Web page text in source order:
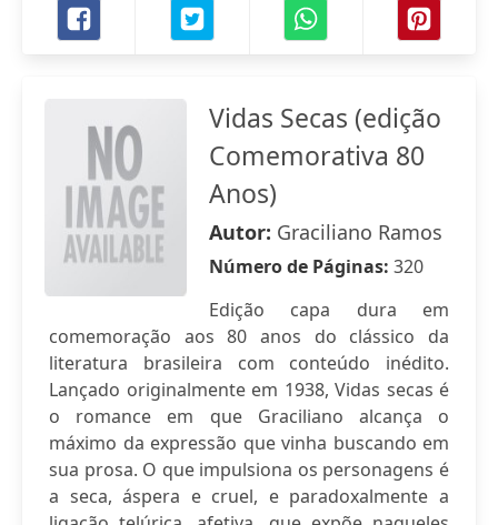
Vidas Secas (edição
Comemorativa 80
Anos)
Autor: Graciliano Ramos
Número de Páginas: 320
Edição capa dura em
comemoração aos 80 anos do clássico da
literatura brasileira com conteúdo inédito.
Lançado originalmente em 1938, Vidas secas é
o romance em que Graciliano alcança o
máximo da expressão que vinha buscando em
sua prosa. O que impulsiona os personagens é
a seca, áspera e cruel, e paradoxalmente a